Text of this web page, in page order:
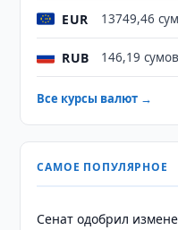
EUR 13749,46
RUB 146,19 сумов
Все курсы валют →
САМОЕ ПОПУЛЯРНОЕ
Сенат одобрил